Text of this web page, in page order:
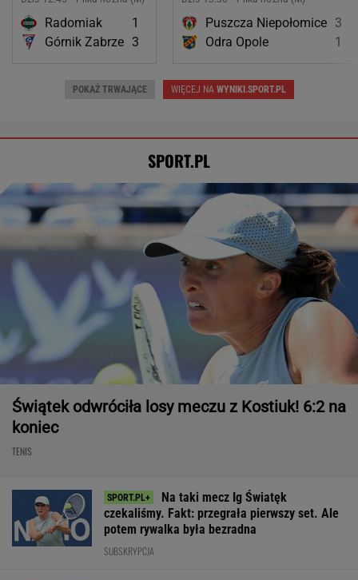
Radomiak
1
Górnik Zabrze 3
Puszcza Niepołomice 3
Odra Opole
1
POKAŻ TRWAJĄCE WIĘCEJ NAWYNIKI.SPORT.PL
SPORT.PL
Świątek odwróciła losy meczu z Kostiuk! 6:2 na
koniec
TENIS
Na taki mecz Ig Światęk
czekaliśmy. Fakt: przegrała pierwszy set. Ale
potem rywalka była bezradna
SUBSKRYPCJA